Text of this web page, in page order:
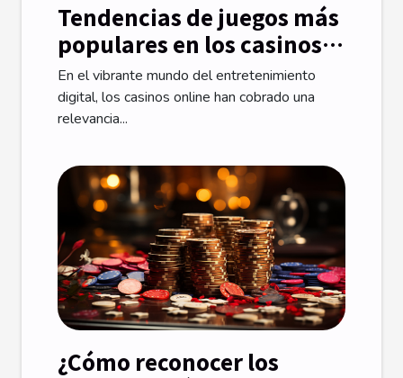
Tendencias de juegos más
populares en los casinos
online de Chile en 2023
En el vibrante mundo del entretenimiento
digital, los casinos online han cobrado una
relevancia...
¿Cómo reconocer los